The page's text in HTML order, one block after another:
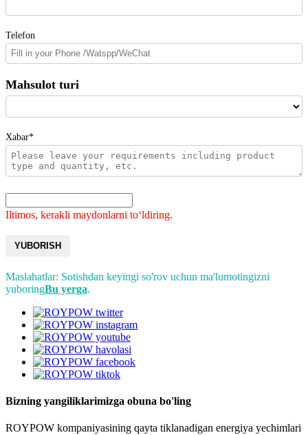
Telefon
Mahsulot turi
Xabar*
Iltimos, kerakli maydonlarni toʻldiring.
YUBORISH
Maslahatlar: Sotishdan keyingi so'rov uchun ma'lumotingizni
yuboringBu yerga.
Bizning yangiliklarimizga obuna bo'ling
ROYPOW kompaniyasining qayta tiklanadigan energiya yechimlari